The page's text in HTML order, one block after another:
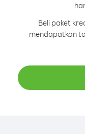
Beli paket
mendapatkan